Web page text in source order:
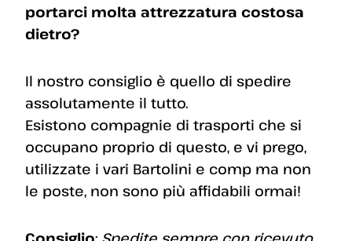
portarci molta attrezzatura costosa
dietro?
Il nostro consiglio è quello di spedire
assolutamente il tutto.
Esistono compagnie di trasporti che si
occupano proprio di questo, e vi prego,
utilizzate i vari Bartolini e comp ma non
le poste, non sono più affidabili ormai!